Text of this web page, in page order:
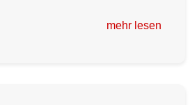
mehr lesen